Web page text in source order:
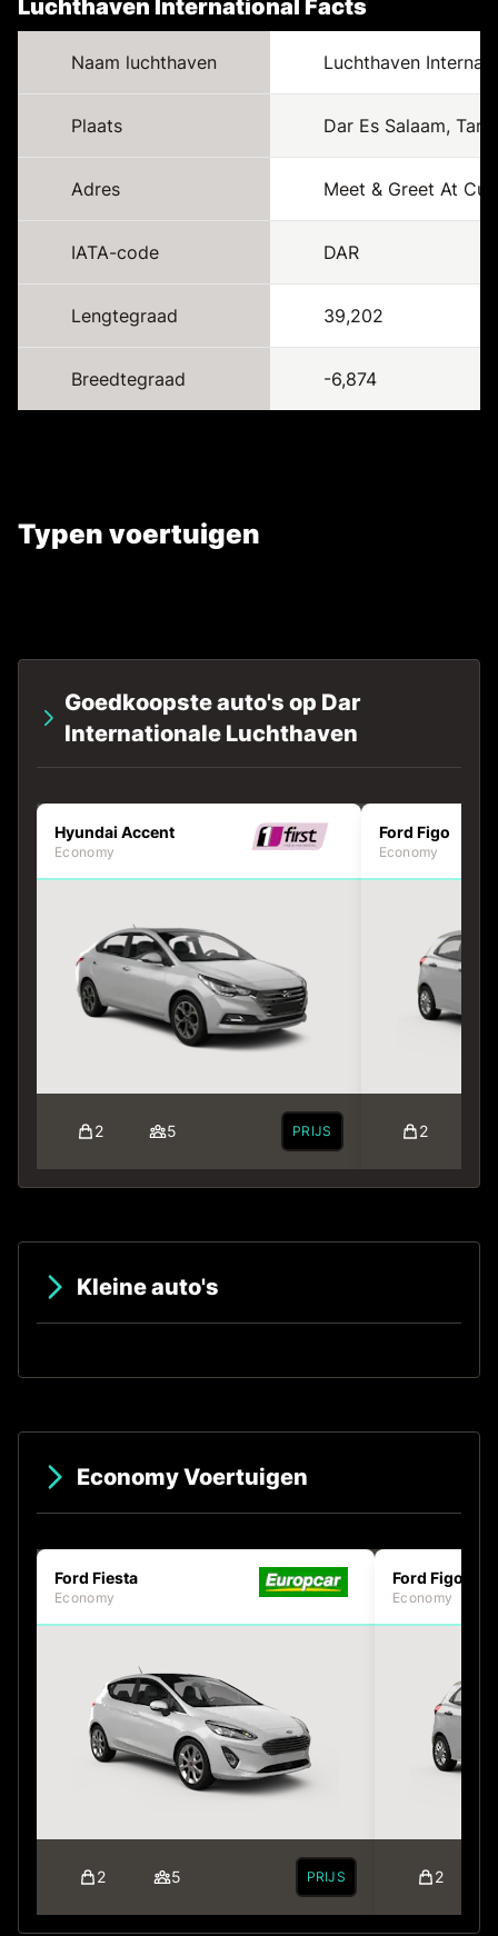
Luchthaven International Facts
Naam luchthaven Luchthaven
Plaats Dar Es Salaam,
Adres Meet & Greet At
IATA-code DAR
Lengtegraad 39,202
Breedtegraad -6,874
Typen voertuigen
Goedkoopste auto's op Dar
Internationale Luchthaven
Hyundai Accent
Economy
2 5 PRIJS
Ford Figo
Economy
2
Kleine auto's
Economy Voertuigen
Ford Fiesta
Economy
2 5 PRIJS
Ford Figo
Economy
2